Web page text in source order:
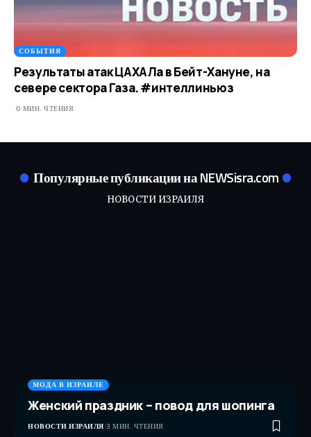
СОБЫТИЯ
Результаты атак ЦАХАЛа в Бейт-Хануне, на
севере сектора Газа. #интеллиньюз
0 МИН. ЧТЕНИЯ
Популярные публикации на NEWSisra.com
НОВОСТИ ИЗРАИЛЯ
МОДА В ИЗРАИЛЕ
Женский праздник – повод для шопинга
НОВОСТИ ИЗРАИЛЯ 3 МИН. ЧТЕНИЯ